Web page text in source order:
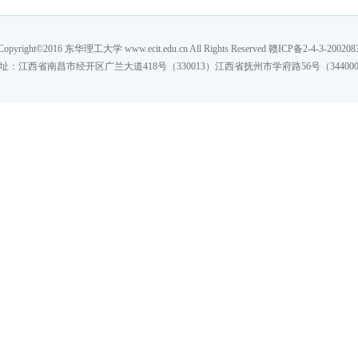
东华理工大学 www.ecit.edu.cn All Rights Reserved 赣ICP备2-4-3-
：江西省南昌市经开区广兰大道418号（330013）江西省抚州市学府路56号（